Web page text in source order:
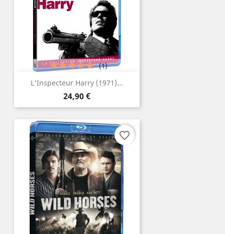
L'Inspecteur Harry (1971)...
Prix
24,90 €
(1)
favorite_border